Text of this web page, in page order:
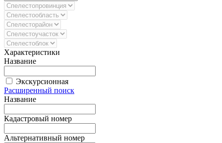
Характеристики
Название
Экскурсионная
Расширенный поиск
Название
Кадастровый номер
Альтернативный номер